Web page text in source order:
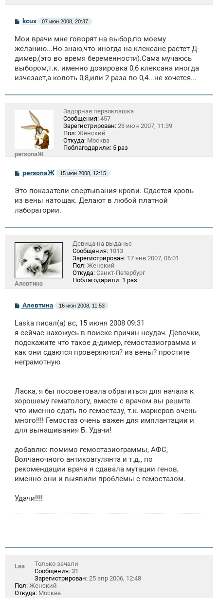
С
о
б
щ
н
и
kcux 07 июн 2008, 20:37
Мои врачи мне говорят на выбор,по моему
желанию...Но знаю,что иногда на клексане растет Д-
димер,(это во время беременности).Сама мучаюсь
выбором,т.к. именно дозировка 0,6 клексана иногда
изчезает,а колоть 0,8,или 2 раза по 0,4...не хочется...
personaЖ
Задорная первоклашка
Сообщения: 457
Зарегистрирован: 28 июн 2007, 11:39
Пол: Женский
Откуда: Москва
Поблагодарили: 5 раз
С
о
б
щ
н
е
personaЖ 15 июн 2008, 12:15
Это показатели свертывания крови. Сдается кровь
из вены натощак. Делают в любой платной
лаборатории.
Алевтина
Девица на выданье
Сообщения: 1013
Зарегистрирован: 17 янв 2007, 06:01
Пол: Женский
Откуда: Санкт-Петербург
Поблагодарили: 1 раз
С
о
б
щ
н
и
Алевтина 16 июн 2008, 11:53
Laska писал(а) вс, 15 июня 2008 09:31
я сейчас нахожусь в поиске причин неудач. Девочки,
подскажите что такое д-димер, гемостазиограмма и
как они сдаются проверяются? из вены? простите
неграмотную
Ласка, я бы посоветовала обратиться для начала к
хорошему гематологу, вместе с врачом вы решите
что именно сдать по гемостазу, т.к. маркеров очень
много!!!! Гемостаз очень важен для имплантации и
для вынашивания Б. Удачи!
добавлю: помимо гемостазиограммы, АФС,
Волчаночного антикоагулянта и т.д., по
рекомендации врача я сдавала мутации генов,
именно они и выявили проблемы с гемостазом.
Удачи!!!!
Lea
Только зачали
Сообщения: 31
Зарегистрирован: 25 апр 2006, 12:48
Пол: Женский
Откуда: Москва